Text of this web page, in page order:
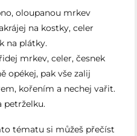
oloupanou mrkev
na kostky, celer
na plátky.
mrkev, celer, česnek
opékej, pak vše zalij
kořením a nechej vařit.
petrželku.
tématu si můžeš přečíst